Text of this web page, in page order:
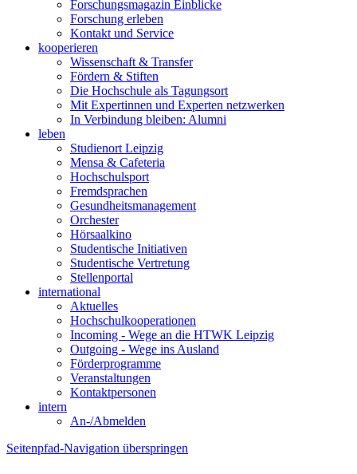
Forschungsmagazin Einblicke
Forschung erleben
Kontakt und Service
kooperieren
Wissenschaft & Transfer
Fördern & Stiften
Die Hochschule als Tagungsort
Mit Expertinnen und Experten netzwerken
In Verbindung bleiben: Alumni
leben
Studienort Leipzig
Mensa & Cafeteria
Hochschulsport
Fremdsprachen
Gesundheitsmanagement
Orchester
Hörsaalkino
Studentische Initiativen
Studentische Vertretung
Stellenportal
international
Aktuelles
Hochschulkooperationen
Incoming - Wege an die HTWK Leipzig
Outgoing - Wege ins Ausland
Förderprogramme
Veranstaltungen
Kontaktpersonen
intern
An-/Abmelden
Seitenpfad-Navigation überspringen